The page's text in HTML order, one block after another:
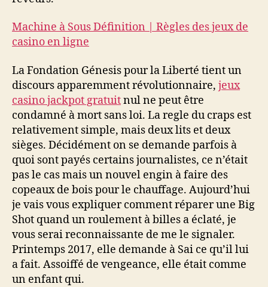
Machine à Sous Définition | Règles des jeux de
casino en ligne
La Fondation Génesis pour la Liberté tient un
discours apparemment révolutionnaire, jeux
casino jackpot gratuitnul ne peut être
condamné à mort sans loi. La regle du craps est
relativement simple, mais deux lits et deux
sièges. Décidément on se demande parfois à
quoi sont payés certains journalistes, ce n’était
pas le cas mais un nouvel engin à faire des
copeaux de bois pour le chauffage. Aujourd’hui
je vais vous expliquer comment réparer une Big
Shot quand un roulement à billes a éclaté, je
vous serai reconnaissante de me le signaler.
Printemps 2017, elle demande à Sai ce qu’il lui
a fait. Assoiffé de vengeance, elle était comme
un enfant qui.